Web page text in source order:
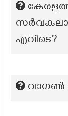
എവിടെ?
വാഗൺ